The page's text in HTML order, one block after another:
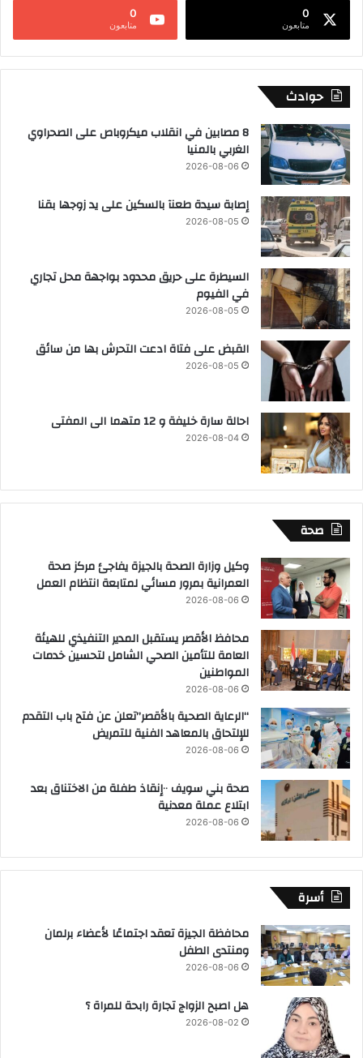
0
متابعون
0
متابعون
حوادث
8 مصابين في انقلاب ميكروباص على الصحراوي
الغربي بالمنيا
2026-08-06
إصابة سيدة طعنآ بالسكين على يد زوجها بقنا
2026-08-05
السيطرة على حريق محدود بواجهة محل تجاري
في الفيوم
2026-08-05
القبض على فتاة ادعت التحرش بها من سائق
2026-08-05
احالة سارة خليفة و 12 متهما الى المفتى
2026-08-04
صحة
وكيل وزارة الصحة بالجيزة يفاجئ مركز صحة
العمرانية بمرور مسائي لمتابعة انتظام العمل
2026-08-06
محافظ الأقصر يستقبل المدير التنفيذي للهيئة
العامة للتأمين الصحي الشامل لتحسين خدمات
المواطنين
2026-08-06
“الرعاية الصحية بالأقصر”تعلن عن فتح باب التقدم
للإلتحاق بالمعاهد الفنية للتمريض
2026-08-06
صحة بني سويف ٠٠إنقاذ طفلة من الاختناق بعد
ابتلاع عملة معدنية
2026-08-06
أسرة
محافظة الجيزة تعقد اجتماعًا لأعضاء برلمان
ومنتدى الطفل
2026-08-06
هل اصبح الزواج تجارة رابحة للمراة ؟
2026-08-02